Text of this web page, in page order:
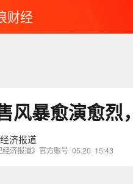
财经
风暴愈演愈烈
济报道
经济报道》官方账号 05.20 15:43